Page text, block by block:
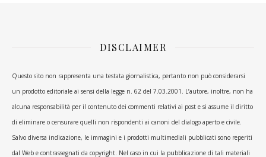
DISCLAIMER
Questo sito non rappresenta una testata giornalistica, pertanto non può considerarsi
un prodotto editoriale ai sensi della legge n. 62 del 7.03.2001. L’autore, inoltre, non ha
alcuna responsabilità per il contenuto dei commenti relativi ai post e si assume il diritto
di eliminare o censurare quelli non rispondenti ai canoni del dialogo aperto e civile.
Salvo diversa indicazione, le immagini e i prodotti multimediali pubblicati sono reperiti
dal Web e contrassegnati da copyright. Nel caso in cui la pubblicazione di tali materiali